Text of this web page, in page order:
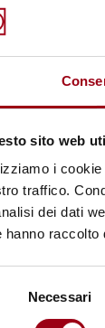
sito web
i
traffico.
dei dati
hanno raccolto
Necessari
in Libia,
In
in
riusciti a
una
contiene
il rispetto